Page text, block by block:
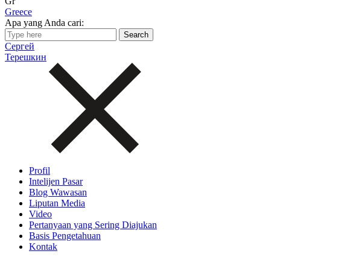
Greece
Apa yang Anda cari:
Сергей
Терешкин
Profil
Intelijen Pasar
Blog Wawasan
Liputan Media
Video
Pertanyaan yang Sering Diajukan
Basis Pengetahuan
Kontak